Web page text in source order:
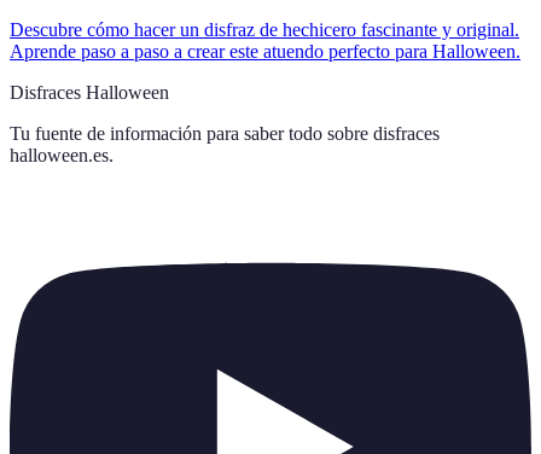
Descubre cómo hacer un disfraz de hechicero fascinante y original.
Aprende paso a paso a crear este atuendo perfecto para Halloween.
Disfraces Halloween
Tu fuente de información para saber todo sobre disfraces
halloween.es.